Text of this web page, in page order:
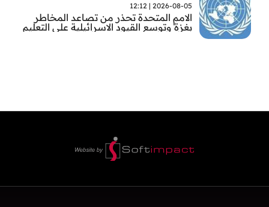
2026-08-05 | 12:12
الامم المتحدة تحذر من تصاعد المخاطر
بغزة وتوسع القيود الاسرائيلية على التعليم